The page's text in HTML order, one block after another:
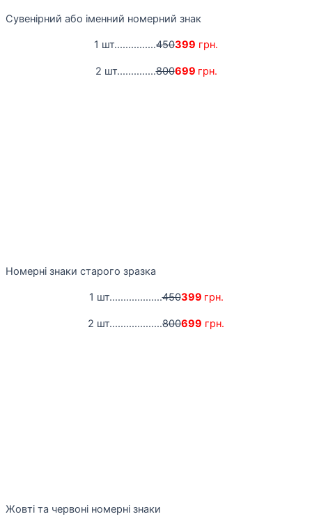
Сувенірний або іменний номерний знак
1 шт...............450399 грн.
2 шт..............800699 грн.
Номерні знаки старого зразка
1 шт...................450399 грн.
2 шт...................800699 грн.
Жовті та червоні номерні знаки